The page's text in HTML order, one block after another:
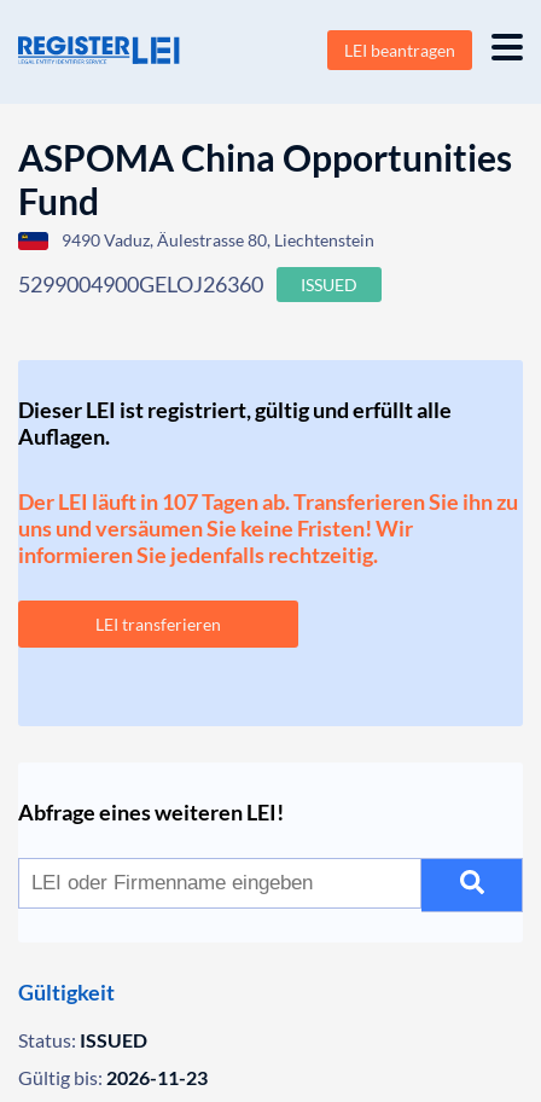
LEI beantragen
ASPOMA China Opportunities
Fund
9490 Vaduz, Äulestrasse 80, Liechtenstein
5299004900GELOJ26360 ISSUED
Dieser LEI ist registriert, gültig und erfüllt alle
Auflagen.
Der LEI läuft in 107 Tagen ab. Transferieren Sie ihn zu
uns und versäumen Sie keine Fristen! Wir
informieren Sie jedenfalls rechtzeitig.
LEI transferieren
Abfrage eines weiteren LEI!
Gültigkeit
Status: ISSUED
Gültig bis: 2026-11-23